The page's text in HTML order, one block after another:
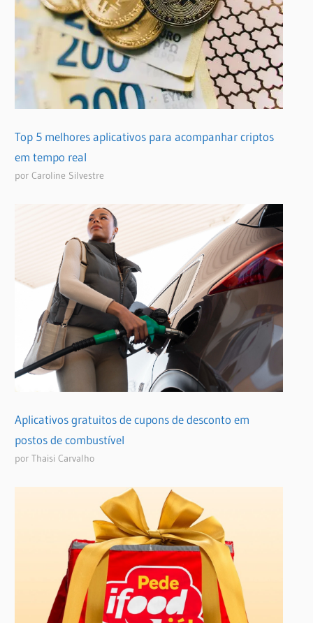
Top 5 melhores aplicativos para acompanhar criptos
em tempo real
por Caroline Silvestre
Aplicativos gratuitos de cupons de desconto em
postos de combustível
por Thaisi Carvalho